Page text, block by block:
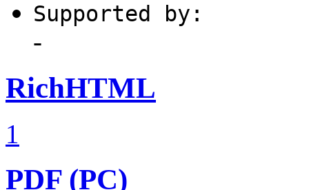
Supported by:
-
RichHTML
1
PDF (PC)